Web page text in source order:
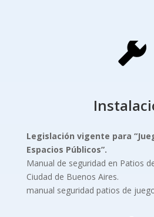
Legislación vigente para
Espacios Públicos”.
Manual de seguridad en Patios
Ciudad de Buenos Aires.
manual seguridad patios de